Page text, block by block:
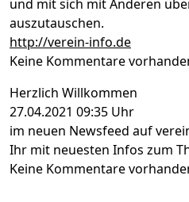
und mit sich mit Anderen
auszutauschen.
http://verein-info.de
Keine Kommentare
Herzlich Willkommen
27.04.2021 09:35 Uhr
im neuen Newsfeed auf
Ihr mit neuesten Infos zum
Keine Kommentare